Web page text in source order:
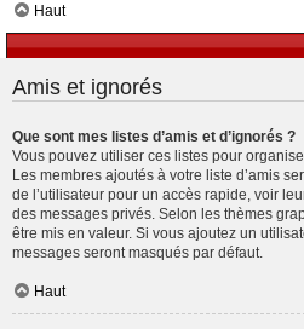
Haut
Amis et ignorés
Que sont mes listes d’amis et d’ignorés ?
Vous pouvez utiliser ces listes pour
Les membres ajoutés à votre liste d’amis
de l’utilisateur pour un accès rapide, voir
des messages privés. Selon les thèmes
être mis en valeur. Si vous ajoutez un
messages seront masqués par défaut.
Haut